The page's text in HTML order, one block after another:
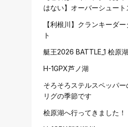
はない】オーバーシュー
【利根川】クランキーダ
ト
艇王2026 BATTLE_1 桧原
H-1GPX芦ノ湖
そろそろステルスペッパ
リグの季節です
桧原湖へ行ってきました！